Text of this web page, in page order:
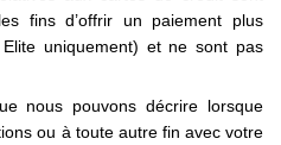
fins d’offrir un paiement plus
uniquement) et ne sont pas
nous pouvons décrire lorsque
ou à toute autre fin avec votre